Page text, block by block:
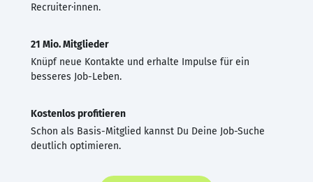
Recruiter·innen.
21 Mio. Mitglieder
Knüpf neue Kontakte und erhalte Impulse für ein
besseres Job-Leben.
Kostenlos profitieren
Schon als Basis-Mitglied kannst Du Deine Job-Suche
deutlich optimieren.